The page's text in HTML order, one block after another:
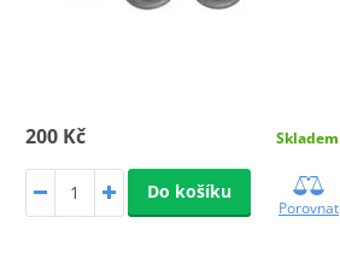
200 Kč Skladem
Do košíku
Porovnat